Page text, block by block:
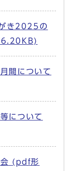
き2025の
間について
について
会 (pdf形